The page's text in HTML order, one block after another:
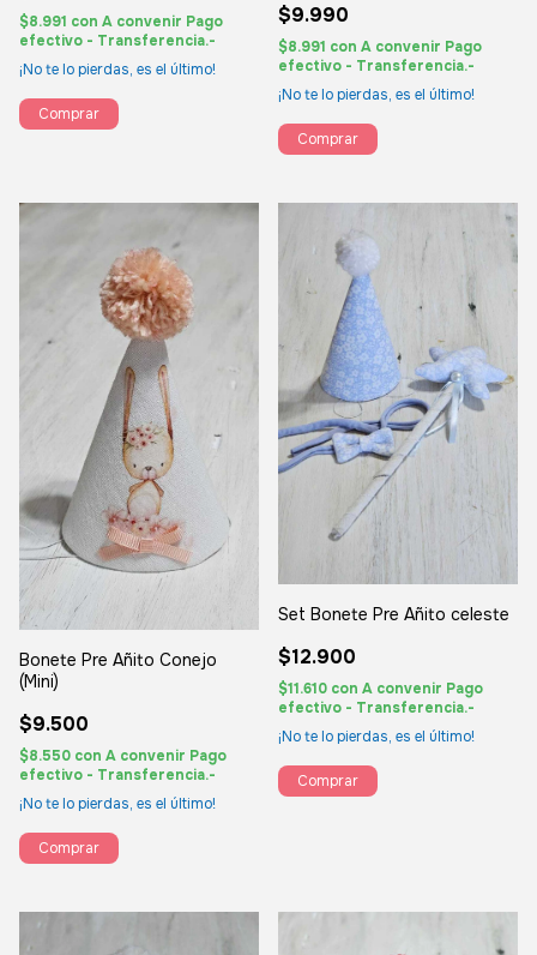
$8.991 con A convenir Pago
efectivo - Transferencia.-
¡No te lo pierdas, es el último!
Comprar
$9.990
$8.991 con A convenir Pago
efectivo - Transferencia.-
¡No te lo pierdas, es el último!
Comprar
Bonete Pre Añito Conejo
(Mini)
$9.500
$8.550 con A convenir Pago
efectivo - Transferencia.-
¡No te lo pierdas, es el último!
Comprar
Set Bonete Pre Añito celeste
$12.900
$11.610 con A convenir Pago
efectivo - Transferencia.-
¡No te lo pierdas, es el último!
Comprar